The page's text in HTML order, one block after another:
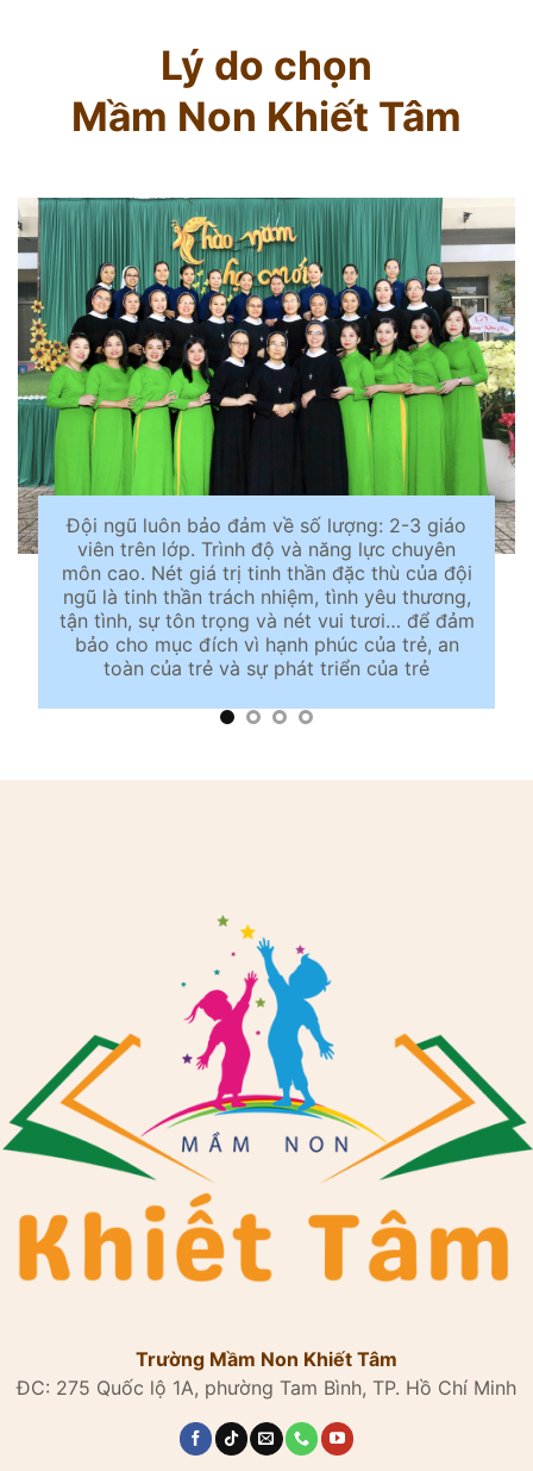
Lý do chọn
Mầm Non Khiết Tâm
Đội ngũ luôn bảo đảm về số lượng: 2-3 giáo
viên trên lớp. Trình độ và năng lực chuyên
môn cao. Nét giá trị tinh thần đặc thù của đội
ngũ là tinh thần trách nhiệm, tình yêu thương,
tận tình, sự tôn trọng và nét vui tươi… để đảm
bảo cho mục đích vì hạnh phúc của trẻ, an
toàn của trẻ và sự phát triển của trẻ
Trường Mầm Non Khiết Tâm
ĐC: 275 Quốc lộ 1A, phường Tam Bình, TP. Hồ Chí Minh